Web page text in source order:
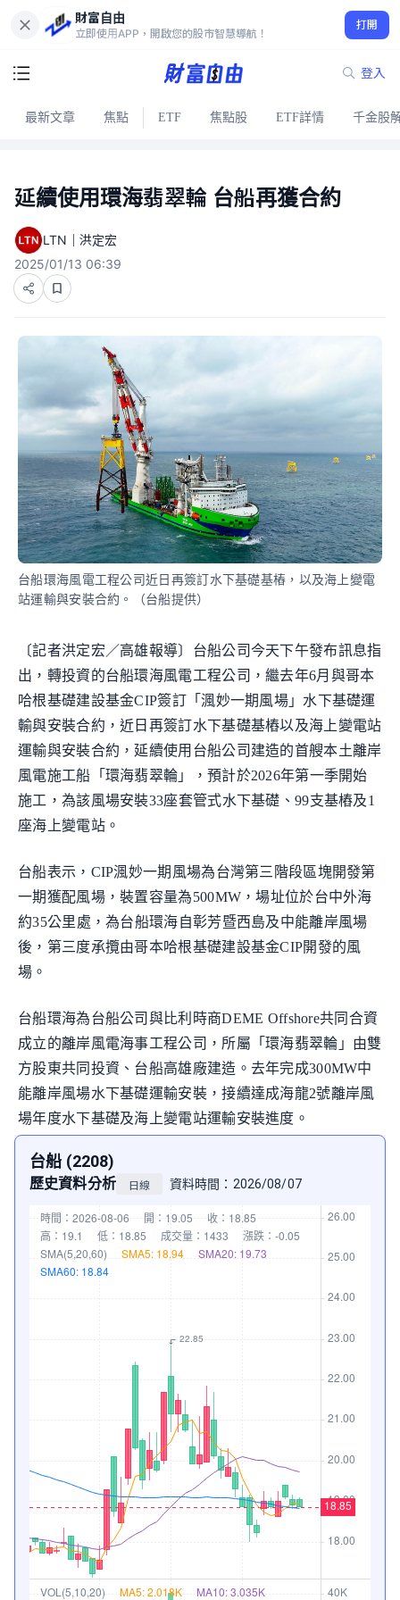
財富自由
立即使用APP，開啟您的股市智慧導航！
打開
登入
最新文章 焦點 ETF 焦點股 ETF詳情 千金股
延續使用環海翡翠輪 台船再獲合約
LTN｜洪定宏
2025/01/13 06:39
台船環海風電工程公司近日再簽訂水下基礎基樁，以及海上變電
站運輸與安裝合約。（台船提供）
〔記者洪定宏／高雄報導〕台船公司今天下午發布訊息指
出，轉投資的台船環海風電工程公司，繼去年6月與哥本
哈根基礎建設基金CIP簽訂「渢妙一期風場」水下基礎運
輸與安裝合約，近日再簽訂水下基礎基樁以及海上變電站
運輸與安裝合約，延續使用台船公司建造的首艘本土離岸
風電施工船「環海翡翠輪」，預計於2026年第一季開始
施工，為該風場安裝33座套管式水下基礎、99支基樁及1
座海上變電站。
台船表示，CIP渢妙一期風場為台灣第三階段區塊開發第
一期獲配風場，裝置容量為500MW，場址位於台中外海
約35公里處，為台船環海自彰芳暨西島及中能離岸風場
後，第三度承攬由哥本哈根基礎建設基金CIP開發的風
場。
台船環海為台船公司與比利時商DEME Offshore共同合資
成立的離岸風電海事工程公司，所屬「環海翡翠輪」由雙
方股東共同投資、台船高雄廠建造。去年完成300MW中
能離岸風場水下基礎運輸安裝，接續達成海龍2號離岸風
場年度水下基礎及海上變電站運輸安裝進度。